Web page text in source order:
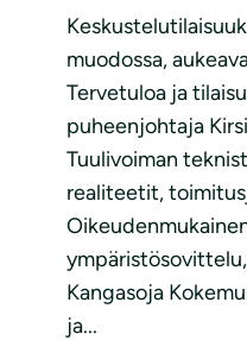
muodossa,
Tervetuloa ja
puheenjohtaja
Tuulivoiman
realiteetit,
Kangasoja
ja...